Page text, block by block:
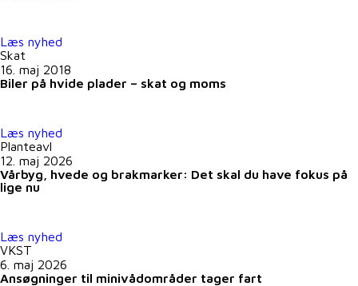
Læs nyhed
Skat
16. maj 2018
Biler på hvide plader – skat og moms
Læs nyhed
Planteavl
12. maj 2026
Vårbyg, hvede og brakmarker: Det skal du have fokus på
lige nu
Læs nyhed
VKST
6. maj 2026
Ansøgninger til minivådområder tager fart